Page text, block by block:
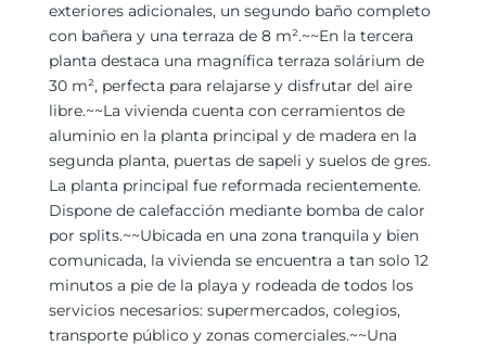
exteriores adicionales, un segundo baño completo
con bañera y una terraza de 8 m².~~En la tercera
planta destaca una magnífica terraza solárium de
30 m², perfecta para relajarse y disfrutar del aire
libre.~~La vivienda cuenta con cerramientos de
aluminio en la planta principal y de madera en la
segunda planta, puertas de sapeli y suelos de gres.
La planta principal fue reformada recientemente.
Dispone de calefacción mediante bomba de calor
por splits.~~Ubicada en una zona tranquila y bien
comunicada, la vivienda se encuentra a tan solo 12
minutos a pie de la playa y rodeada de todos los
servicios necesarios: supermercados, colegios,
transporte público y zonas comerciales.~~Una